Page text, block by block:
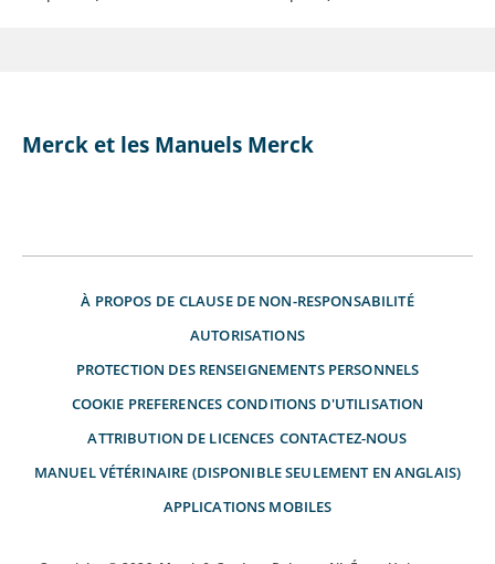
Merck et les Manuels Merck
À PROPOS DE CLAUSE DE NON-RESPONSABILITÉ
AUTORISATIONS
PROTECTION DES RENSEIGNEMENTS PERSONNELS
COOKIE PREFERENCES CONDITIONS D'UTILISATION
ATTRIBUTION DE LICENCES CONTACTEZ-NOUS
MANUEL VÉTÉRINAIRE (DISPONIBLE SEULEMENT EN ANGLAIS)
APPLICATIONS MOBILES